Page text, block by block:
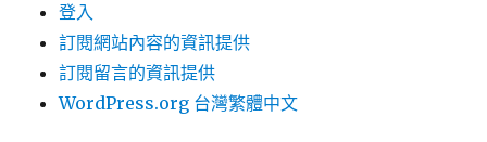
登入
訂閱網站內容的資訊提供
訂閱留言的資訊提供
WordPress.org 台灣繁體中文